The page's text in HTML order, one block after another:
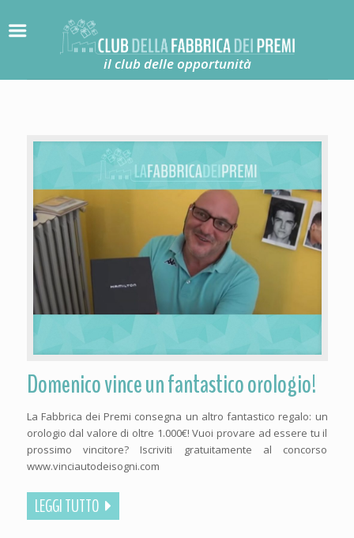
il club delle opportunità
Domenico vince un fantastico orologio!
La Fabbrica dei Premi consegna un altro fantastico regalo: un
orologio dal valore di oltre 1.000€! Vuoi provare ad essere tu il
prossimo vincitore? Iscriviti gratuitamente al concorso
www.vinciautodeisogni.com
LEGGI TUTTO